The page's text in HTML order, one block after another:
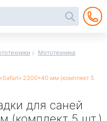
Мототехника
2300*40 мм (комплект 5
для саней